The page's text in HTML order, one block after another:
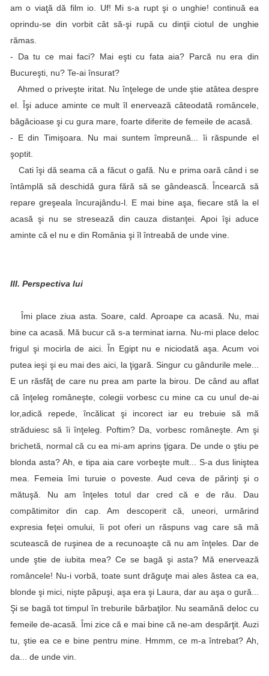
am o viaţă dă film io. Uf! Mi s-a rupt şi o unghie! continuă ea
oprindu-se din vorbit cât să-şi rupă cu dinţii ciotul de unghie
rămas.
- Da tu ce mai faci? Mai eşti cu fata aia? Parcă nu era din
Bucureşti, nu? Te-ai însurat?
Ahmed o priveşte iritat. Nu înţelege de unde ştie atâtea despre
el. Îşi aduce aminte ce mult îl enervează câteodată româncele,
băgăcioase şi cu gura mare, foarte diferite de femeile de acasă.
- E din Timişoara. Nu mai suntem împreună... îi răspunde el
şoptit.
Cati îşi dă seama că a făcut o gafă. Nu e prima oară când i se
întâmplă să deschidă gura fără să se gândească. Încearcă să
repare greşeala încurajându-l. E mai bine aşa, fiecare stă la el
acasă şi nu se stresează din cauza distanţei. Apoi îşi aduce
aminte că el nu e din România şi îl întreabă de unde vine.
III. Perspectiva lui
Îmi place ziua asta. Soare, cald. Aproape ca acasă. Nu, mai
bine ca acasă. Mă bucur că s-a terminat iarna. Nu-mi place deloc
frigul şi mocirla de aici. În Egipt nu e niciodată aşa. Acum voi
putea ieşi şi eu mai des aici, la ţigară. Singur cu gândurile mele...
E un răsfăţ de care nu prea am parte la birou. De când au aflat
că înţeleg româneşte, colegii vorbesc cu mine ca cu unul de-ai
lor,adică repede, încălicat şi incorect iar eu trebuie să mă
străduiesc să îi înţeleg. Poftim? Da, vorbesc româneşte. Am şi
brichetă, normal că cu ea mi-am aprins ţigara. De unde o ştiu pe
blonda asta? Ah, e tipa aia care vorbeşte mult... S-a dus liniştea
mea. Femeia îmi turuie o poveste. Aud ceva de părinţi şi o
mătuşă. Nu am înţeles totul dar cred că e de rău. Dau
compătimitor din cap. Am descoperit că, uneori, urmărind
expresia feţei omului, îi pot oferi un răspuns vag care să mă
scutească de ruşinea de a recunoaşte că nu am înţeles. Dar de
unde ştie de iubita mea? Ce se bagă şi asta? Mă enervează
româncele! Nu-i vorbă, toate sunt drăguţe mai ales ăstea ca ea,
blonde şi mici, nişte păpuşi, aşa era şi Laura, dar au aşa o gură...
Şi se bagă tot timpul în treburile bărbaţilor. Nu seamănă deloc cu
femeile de-acasă. Îmi zice că e mai bine că ne-am despărţit. Auzi
tu, ştie ea ce e bine pentru mine. Hmmm, ce m-a întrebat? Ah,
da... de unde vin.